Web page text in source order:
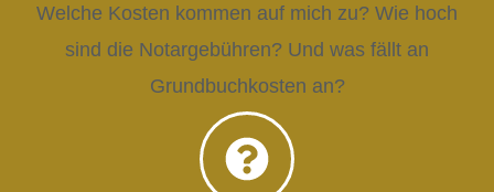
Welche Kosten kommen auf mich zu? Wie hoch
sind die Notargebühren? Und was fällt an
Grundbuchkosten an?